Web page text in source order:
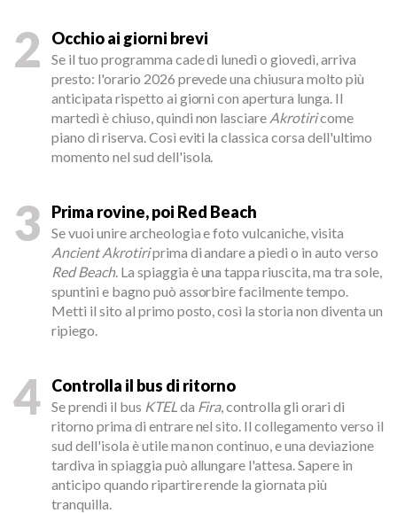
2 Occhio ai giorni brevi
Se il tuo programma cade di lunedì o giovedì, arriva
presto: l'orario 2026 prevede una chiusura molto più
anticipata rispetto ai giorni con apertura lunga. Il
martedì è chiuso, quindi non lasciare Akrotiricome
piano di riserva. Così eviti la classica corsa dell'ultimo
momento nel sud dell'isola.
3 Prima rovine, poi Red Beach
Se vuoi unire archeologia e foto vulcaniche, visita
Ancient Akrotiriprima di andare a piedi o in auto verso
Red Beach. La spiaggia è una tappa riuscita, ma tra sole,
spuntini e bagno può assorbire facilmente tempo.
Metti il sito al primo posto, così la storia non diventa un
ripiego.
4 Controlla il bus di ritorno
Se prendi il bus KTELda Fira, controlla gli orari di
ritorno prima di entrare nel sito. Il collegamento verso il
sud dell'isola è utile ma non continuo, e una deviazione
tardiva in spiaggia può allungare l'attesa. Sapere in
anticipo quando ripartire rende la giornata più
tranquilla.